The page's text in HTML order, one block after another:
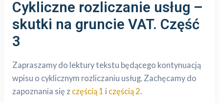
Cykliczne rozliczanie usług –
skutki na gruncie VAT. Część
3
Zapraszamy do lektury tekstu będącego kontynuacją
wpisu o cyklicznym rozliczaniu usług. Zachęcamy do
zapoznania się z częścią 1 i częścią 2.